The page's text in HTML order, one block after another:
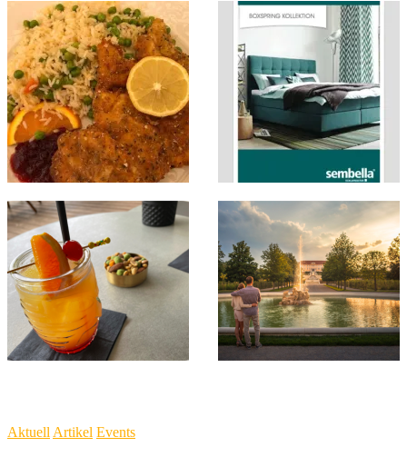
AktuellArtikel Events